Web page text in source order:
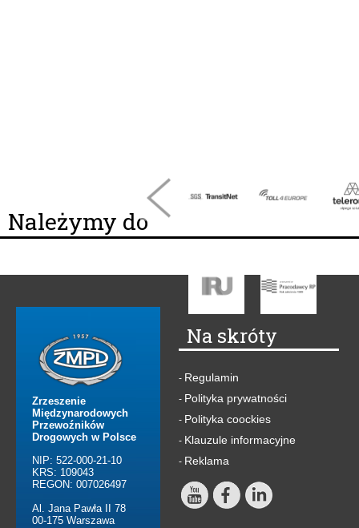
Należymy do
Zrzeszenie
Międzynarodowych
Przewoźników
Drogowych w Polsce
NIP: 522-000-21-10
KRS: 109043
REGON: 007026497
Al. Jana Pawła II 78
00-175 Warszawa
Na skróty
- Regulamin
- Polityka prywatności
- Polityka coockies
- Klauzule informacyjne
- Reklama